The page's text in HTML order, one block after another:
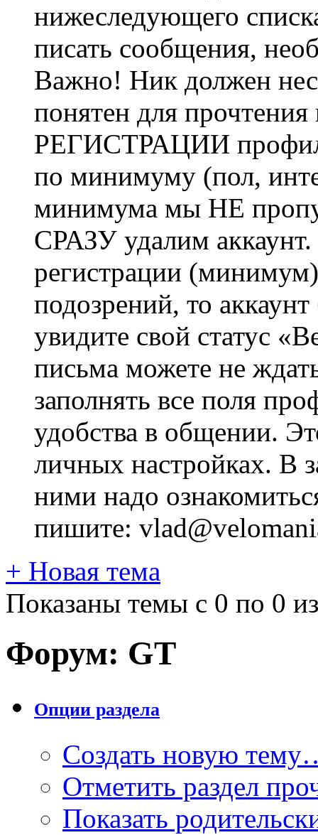
нижеследующего
писать сообщения,
Важно! Ник должен
понятен для
РЕГИСТРАЦИИ профиль
по минимуму (пол,
минимума мы НЕ
СРАЗУ удалим
регистрации
подозрений, то
увидите свой статус
письма можете не
заполнять все поля
удобства в общении.
личных настройках. В
ними надо
пишите:
+ Новая тема
Показаны темы с 0 по 0
Форум: GT
Опции раздела
Создать новую
Отметить раздел
Показать